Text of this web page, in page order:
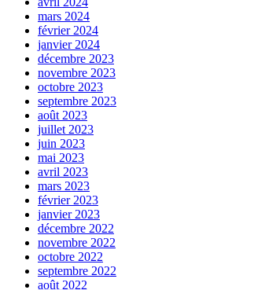
mars 2024
février 2024
janvier 2024
décembre 2023
novembre 2023
octobre 2023
septembre 2023
août 2023
juillet 2023
juin 2023
mai 2023
avril 2023
mars 2023
février 2023
janvier 2023
décembre 2022
novembre 2022
octobre 2022
septembre 2022
août 2022